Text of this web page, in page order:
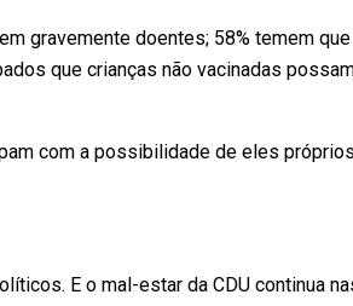
gravemente doentes; 58% temem
que crianças não vacinadas
com a possibilidade de eles
E o mal-estar da CDU continua